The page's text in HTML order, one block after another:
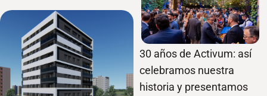
30 años de Activum: así
celebramos nuestra
historia y presentamos